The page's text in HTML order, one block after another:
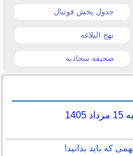
جدول پخش فوتبال
نهج البلاغه
صحیفه سجادیه
که باید بدانید!